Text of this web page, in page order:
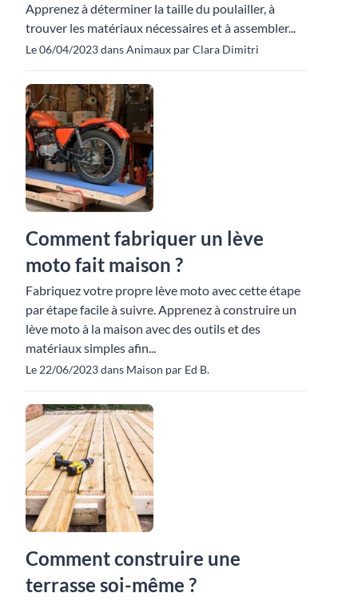
Apprenez à déterminer la taille du poulailler, à
trouver les matériaux nécessaires et à assembler...
Le 06/04/2023 dans Animaux par Clara Dimitri
Comment fabriquer un lève
moto fait maison ?
Fabriquez votre propre lève moto avec cette étape
par étape facile à suivre. Apprenez à construire un
lève moto à la maison avec des outils et des
matériaux simples afin...
Le 22/06/2023 dans Maison par Ed B.
Comment construire une
terrasse soi-même ?